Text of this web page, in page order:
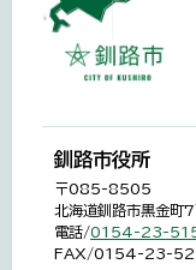
釧路市役所
〒085-8505
北海道釧路市黒金町
電話/0154-23-
FAX/0154-23-